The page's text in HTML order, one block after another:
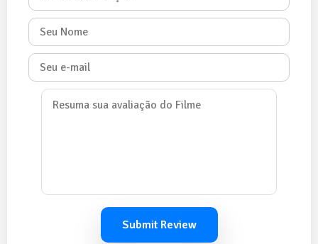
Submit Review